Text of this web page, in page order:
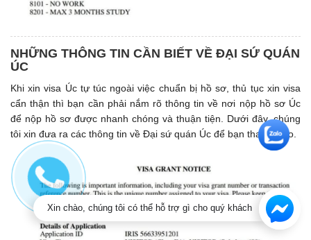
NHỮNG THÔNG TIN CẦN BIẾT VỀ ĐẠI SỨ QUÁN
ÚC
Khi xin visa Úc tự túc ngoài việc chuẩn bị hồ sơ, thủ tục xin visa
cẩn thận thì bạn cần phải nắm rõ thông tin về nơi nộp hồ sơ Úc
để nộp hồ sơ được nhanh chóng và thuận tiện. Dưới đây, chúng
tôi xin đưa ra các thông tin về Đại sứ quán Úc để bạn tham khảo.
Xin chào, chúng tôi có thể hỗ trợ gì cho quý khách